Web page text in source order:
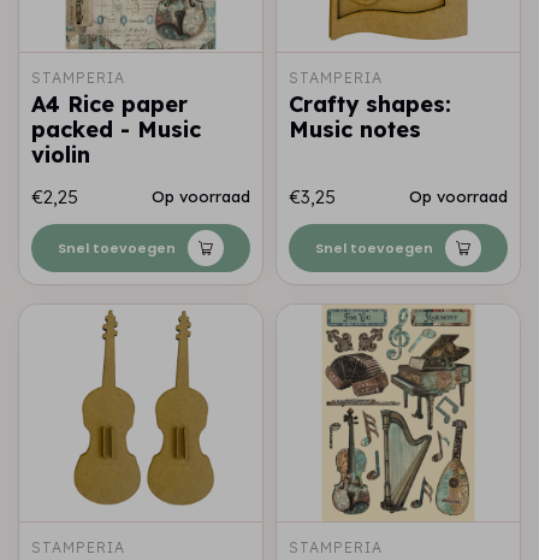
STAMPERIA
A4 Rice paper
packed - Music
violin
€2,25 Op voorraad
Snel toevoegen
STAMPERIA
Crafty shapes:
Music notes
€3,25 Op voorraad
Snel toevoegen
STAMPERIA STAMPERIA